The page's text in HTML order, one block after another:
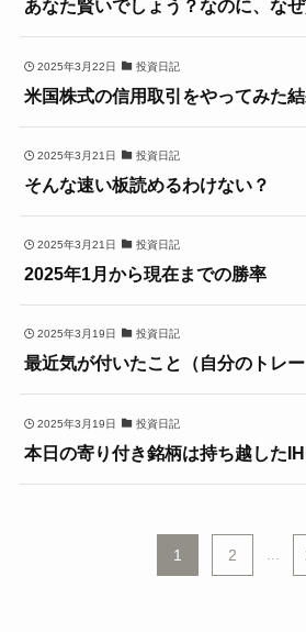
あなた賢いでしょう？なのに、な
2025年3月22日 投資日記
米国株式の信用取引をやってみた
2025年3月21日 投資日記
そんな速い板読めるわけない？
2025年3月21日 投資日記
2025年1月から現在までの勝率
2025年3月19日 投資日記
最近気が付いたこと（自分のトレー
2025年3月19日 投資日記
本日の寄り付き銘柄は持ち越した
1 2